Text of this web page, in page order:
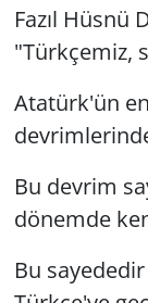
Fazıl Hüsnü
"Türkçemiz,
Atatürk'ün
Bu devrim
dönemde
Bu